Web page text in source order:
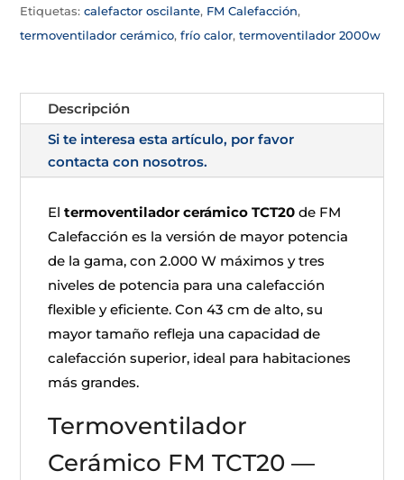
Etiquetas:calefactor oscilante, FM Calefacción,
termoventilador cerámico,frío calor,termoventilador 2000w
Descripción
Si te interesa esta artículo, por favor
contacta con nosotros.
Eltermoventilador cerámico TCT20 de FM
Calefacción es la versión de mayor potencia
de la gama, con 2.000 W máximos y tres
niveles de potencia para una calefacción
flexible y eficiente. Con 43 cm de alto, su
mayor tamaño refleja una capacidad de
calefacción superior, ideal para habitaciones
más grandes.
Termoventilador
Cerámico FM TCT20 —